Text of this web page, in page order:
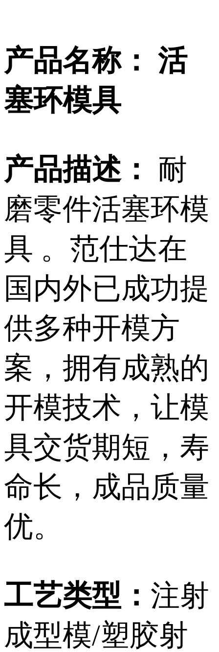
产品名称： 活
塞环模具
产品描述：
耐
磨零件活塞环模
具 。范仕达在
国内外已成功提
供多种开模方
案，拥有成熟的
开模技术，让模
具交货期短，寿
命长，成品质量
优。
工艺类型： 注射
成型模/塑胶射